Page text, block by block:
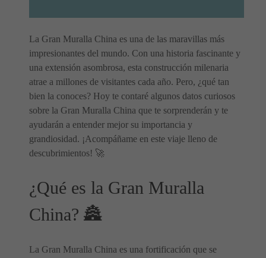
La Gran Muralla China es una de las maravillas más
impresionantes del mundo. Con una historia fascinante y
una extensión asombrosa, esta construcción milenaria
atrae a millones de visitantes cada año. Pero, ¿qué tan
bien la conoces? Hoy te contaré algunos datos curiosos
sobre la Gran Muralla China que te sorprenderán y te
ayudarán a entender mejor su importancia y
grandiosidad. ¡Acompáñame en este viaje lleno de
descubrimientos! 🚀
¿Qué es la Gran Muralla
China? 🏯
La Gran Muralla China es una fortificación que se